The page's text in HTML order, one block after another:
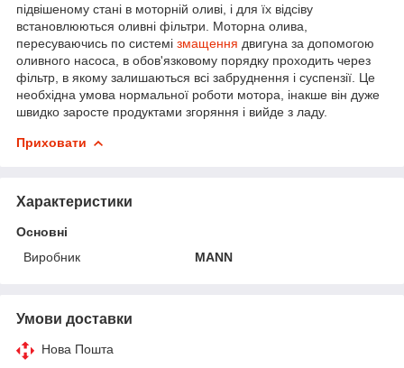
підвішеному стані в моторній оливі, і для їх відсіву
встановлюються оливні фільтри. Моторна олива,
пересуваючись по системі змащення двигуна за допомогою
оливного насоса, в обов'язковому порядку проходить через
фільтр, в якому залишаються всі забруднення і суспензії. Це
необхідна умова нормальної роботи мотора, інакше він дуже
швидко заросте продуктами згоряння і вийде з ладу.
Приховати
Характеристики
Основні
Виробник
MANN
Умови доставки
Нова Пошта